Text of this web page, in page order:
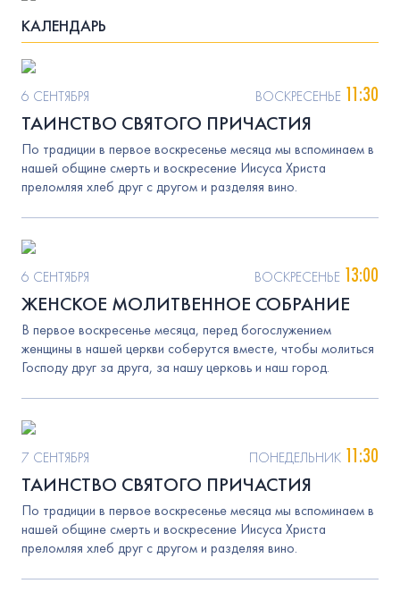
КАЛЕНДАРЬ
6 СЕНТЯБРЯ ВОСКРЕСЕНЬЕ 11:30
ТАИНСТВО СВЯТОГО ПРИЧАСТИЯ
По традиции в первое воскресенье месяца мы вспоминаем в
нашей общине смерть и воскресение Иисуса Христа
преломляя хлеб друг с другом и разделяя вино.
6 СЕНТЯБРЯ ВОСКРЕСЕНЬЕ 13:00
ЖЕНСКОЕ МОЛИТВЕННОЕ СОБРАНИЕ
В первое воскресенье месяца, перед богослужением
женщины в нашей церкви соберутся вместе, чтобы молиться
Господу друг за друга, за нашу церковь и наш город.
7 СЕНТЯБРЯ ПОНЕДЕЛЬНИК 11:30
ТАИНСТВО СВЯТОГО ПРИЧАСТИЯ
По традиции в первое воскресенье месяца мы вспоминаем в
нашей общине смерть и воскресение Иисуса Христа
преломляя хлеб друг с другом и разделяя вино.